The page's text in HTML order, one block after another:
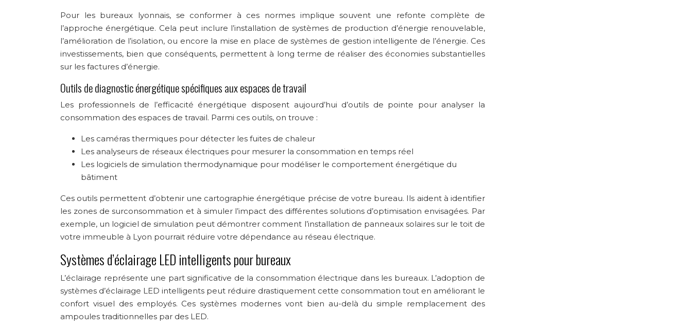
Pour les bureaux lyonnais, se conformer à ces normes implique souvent une refonte complète de
l’approche énergétique. Cela peut inclure l’installation de systèmes de production d’énergie renouvelable,
l’amélioration de l’isolation, ou encore la mise en place de systèmes de gestion intelligente de l’énergie. Ces
investissements, bien que conséquents, permettent à long terme de réaliser des économies substantielles
sur les factures d’énergie.
Outils de diagnostic énergétique spécifiques aux espaces de travail
Les professionnels de l’efficacité énergétique disposent aujourd’hui d’outils de pointe pour analyser la
consommation des espaces de travail. Parmi ces outils, on trouve :
Les caméras thermiques pour détecter les fuites de chaleur
Les analyseurs de réseaux électriques pour mesurer la consommation en temps réel
Les logiciels de simulation thermodynamique pour modéliser le comportement énergétique du
bâtiment
Ces outils permettent d’obtenir une cartographie énergétique précise de votre bureau. Ils aident à identifier
les zones de surconsommation et à simuler l’impact des différentes solutions d’optimisation envisagées. Par
exemple, un logiciel de simulation peut démontrer comment l’installation de panneaux solaires sur le toit de
votre immeuble à Lyon pourrait réduire votre dépendance au réseau électrique.
Systèmes d’éclairage LED intelligents pour bureaux
L’éclairage représente une part significative de la consommation électrique dans les bureaux. L’adoption de
systèmes d’éclairage LED intelligents peut réduire drastiquement cette consommation tout en améliorant le
confort visuel des employés. Ces systèmes modernes vont bien au-delà du simple remplacement des
ampoules traditionnelles par des LED.